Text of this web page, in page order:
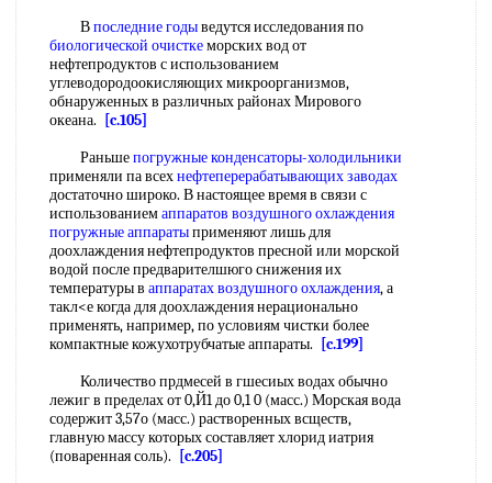
Впоследние годыведутся исследования по
биологической очисткеморских вод от
нефтепродуктов с использованием
углеводородоокисляющих микроорганизмов,
обнаруженных в различных районах Мирового
океана.
[c.105]
Раньшепогружные конденсаторы-холодильники
применяли па всехнефтеперерабатывающих заводах
достаточно широко. В настоящее время в связи с
использованиемаппаратов воздушного охлаждения
погружные аппаратыприменяют лишь для
доохлаждения нефтепродуктов пресной или морской
водой после предварителшюго снижения их
температуры в аппаратах воздушного охлаждения, а
такл<е когда для доохлаждения нерационально
применять, например, по условиям чистки более
компактные кожухотрубчатые аппараты.
[c.199]
Количество прдмесей в гшесиых водах обычно
лежиг в пределах от 0,Й1 до 0,1 0 (масс.) Морская вода
содержит 3,57о (масс.) растворенных всществ,
главную массу которых составляет хлорид иатрия
(поваренная соль).
[c.205]